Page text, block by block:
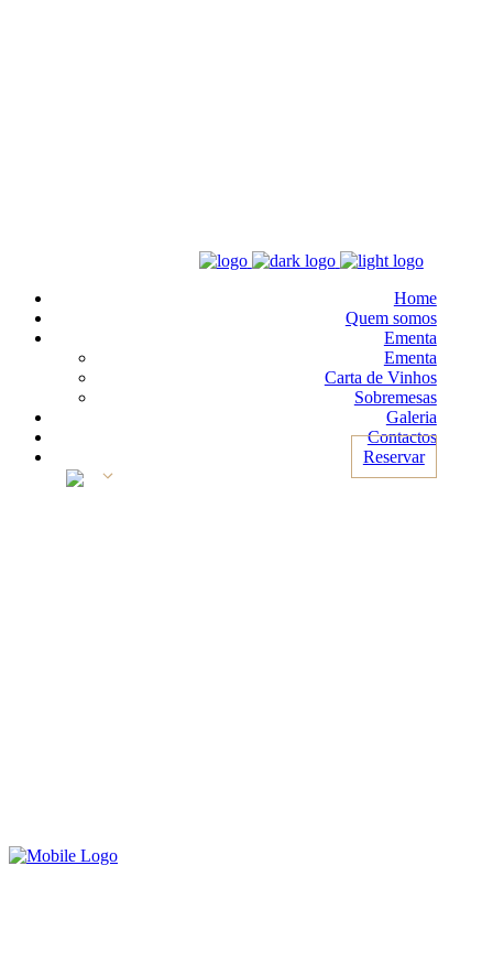
Home
Quem somos
Ementa
Ementa
Carta de Vinhos
Sobremesas
Galeria
Contactos
Reservar